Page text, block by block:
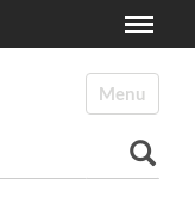
Toggle